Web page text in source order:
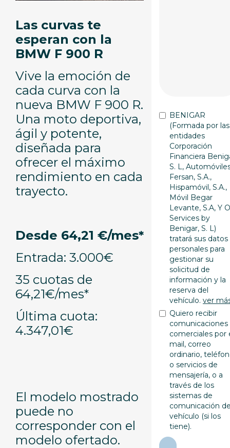
Las curvas te
esperan con la
BMW F 900 R
Vive la emoción de
cada curva con la
nueva BMW F 900 R.
Una moto deportiva,
ágil y potente,
diseñada para
ofrecer el máximo
rendimiento en cada
trayecto.
Desde 64,21 €/mes*
Entrada: 3.000€
35 cuotas de
64,21€/mes*
Última cuota:
4.347,01€
El modelo mostrado
puede no
corresponder con el
modelo ofertado.
BENIGAR
(Formada por las
entidades
Corporación
Financiera
S. L,
Fersan, S.A.,
Hispamóvil, S.A.,
Móvil Begar
Levante, S.A, Y
Services by
Benigar, S. L)
tratará sus datos
personales para
gestionar su
solicitud de
información y la
reserva del
vehículo. ver
Quiero recibir
comunicaciones
comerciales por
mail, correo
ordinario,
o servicios de
mensajería, o a
través de los
sistemas de
comunicación
vehículo (si los
tiene).